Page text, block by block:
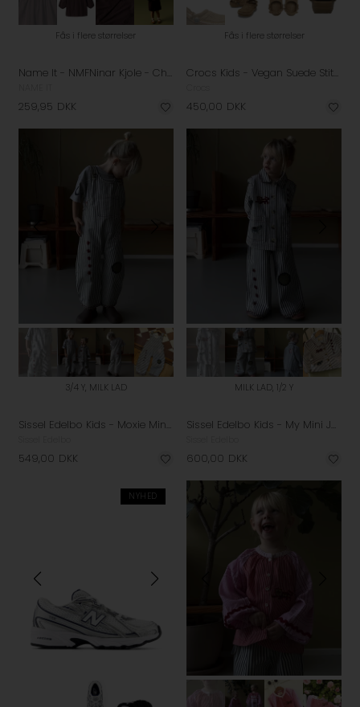
Fås i flere størrelser
Name It - NMFNinar Kjole - Chocolate Plum
259,95 DKK
Fås i flere størrelser
Crocs Kids - Vegan Suede Stitch Clogs - Sephia
450,00 DKK
3/4 Y, MILK LAD
Sissel Edelbo Kids - Moxie Mini Buksedragt - Milk Lad
549,00 DKK
MILK LAD, 1/2 Y
Sissel Edelbo Kids - My Mini Jakke - Milk Lad
600,00 DKK
NYHED